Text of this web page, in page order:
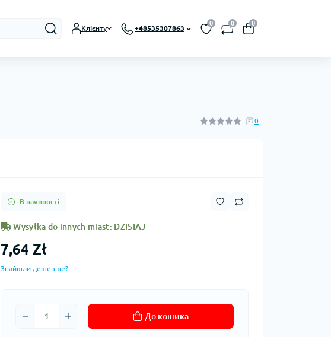
Клієнту +48535307863
0 0 0
0
В наявності
Wysyłka do innych miast: DZISIAJ
7,64 Zł
Знайшли дешевше?
До кошика